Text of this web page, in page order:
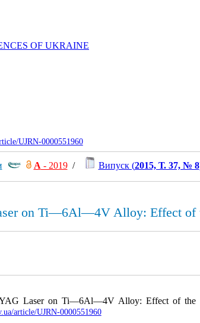
OF UKRAINE
UJRN-0000551960
А - 2019/ Випуск (2015, Т. 37, № 8
on Ti—6Al—4V Alloy: Effect of
Laser on Ti—6Al—4V Alloy: Effect of the
article/UJRN-0000551960